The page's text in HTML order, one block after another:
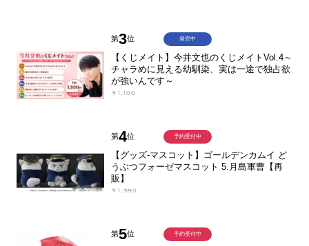
第3位
【くじメイト】今井文也のくじメイトVol.4～
チャラめに見える幼馴染、実は一途で独占欲
が強いんです～
￥1,100
発売中
第4位
【グッズ-マスコット】ゴールデンカムイ ど
うぶつフォーゼマスコット 5.月島軍曹【再
販】
￥1,980
予約受付中
第5位 予約受付中